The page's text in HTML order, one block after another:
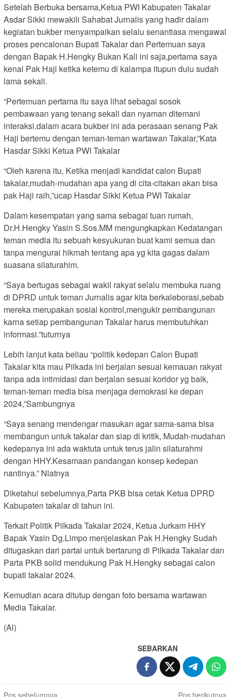
Setelah Berbuka bersama,Ketua PWI Kabupaten Takalar
Asdar Sikki mewakili Sahabat Jurnalis yang hadir dalam
kegiatan bukber menyampaikan selalu senantiasa mengawal
proses pencalonan Bupati Takalar dan Pertemuan saya
dengan Bapak H.Hengky Bukan Kali ini saja,pertama saya
kenal Pak Haji ketika ketemu di kalampa itupun dulu sudah
lama sekali.
“Pertemuan pertama itu saya lihat sebagai sosok
pembawaan yang tenang sekali dan nyaman ditemani
interaksi.dalam acara bukber ini ada perasaan senang Pak
Haji bertemu dengan teman-teman wartawan Takalar,”Kata
Hasdar Sikki Ketua PWI Takalar
“Oleh karena itu, Ketika menjadi kandidat calon Bupati
takalar,mudah-mudahan apa yang di cita-citakan akan bisa
pak Haji raih,”ucap Hasdar Sikki Ketua PWI Takalar
Dalam kesempatan yang sama sebagai tuan rumah,
Dr.H.Hengky Yasin S.Sos.MM mengungkapkan Kedatangan
teman media itu sebuah kesyukuran buat kami semua dan
tanpa mengurai hikmah tentang apa yg kita gagas dalam
suasana silaturahim.
“Saya bertugas sebagai wakil rakyat selalu membuka ruang
di DPRD untuk teman Jurnalis agar kita berkaleborasi,sebab
mereka merupakan sosial kontrol,mengukir pembangunan
karna setiap pembangunan Takalar harus membutuhkan
informasi.”tuturnya
Lebih lanjut kata beliau “politik kedepan Calon Bupati
Takalar kita mau Pilkada ini berjalan sesuai kemauan rakyat
tanpa ada intimidasi dan berjalan sesuai koridor yg baik,
teman-teman media bisa menjaga demokrasi ke depan
2024,”Sambungnya
“Saya senang mendengar masukan agar sama-sama bisa
membangun untuk takalar dan siap di kritik, Mudah-mudahan
kedepanya ini ada waktuta untuk terus jalin silaturahmi
dengan HHY.Kesamaan pandangan konsep kedepan
nantinya.” Niatnya
Diketahui sebelumnya,Parta PKB bisa cetak Ketua DPRD
Kabupaten takalar di tahun ini.
Terkait Politik Pilkada Takalar 2024, Ketua Jurkam HHY
Bapak Yasin Dg.Limpo menjelaskan Pak H.Hengky Sudah
ditugaskan dari partai untuk bertarung di Pilkada Takalar dan
Parta PKB solid mendukung Pak H.Hengky sebagai calon
bupati takalar 2024.
Kemudian acara ditutup dengan foto bersama wartawan
Media Takalar.
(Al)
SEBARKAN
Pos sebelumnya Pos berikutnya